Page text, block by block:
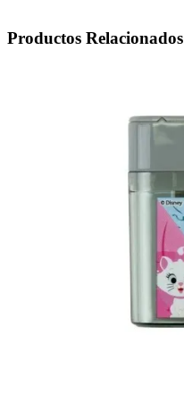
Productos Relacionados